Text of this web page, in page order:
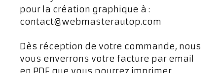
pour la création graphique à :
contact@webmasterautop.com
Dès réception de votre commande, nous
vous enverrons votre facture par email